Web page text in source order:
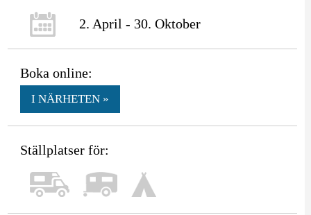
2. April - 30. Oktober
Boka online:
I NÄRHETEN »
Ställplatser för: